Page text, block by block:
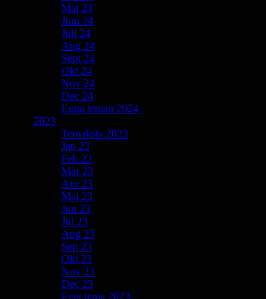
Maj 24
Juni 24
Juli 24
Aug 24
Sept 24
Okt 24
Nov 24
Dec 24
Egna teman 2024
2023
Temalista 2023
Jan 23
Feb 23
Mar 23
Apr 23
Maj 23
Jun 23
Jul 23
Aug 23
Sep 23
Okt 23
Nov 23
Dec 23
Eget tema 2023